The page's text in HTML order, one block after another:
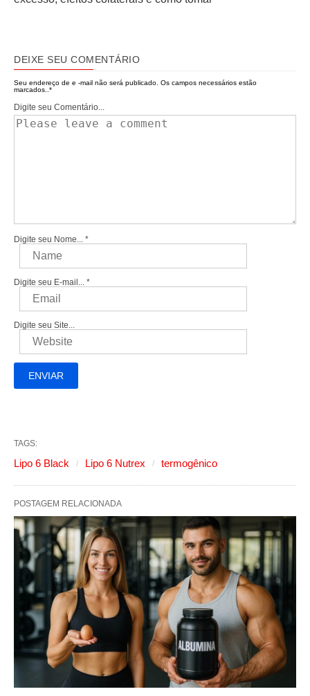
DEIXE SEU COMENTÁRIO
Seu endereço de e -mail não será publicado. Os campos necessários estão
marcados..*
Digite seu Comentário...
Digite seu Nome... *
Digite seu E-mail... *
Digite seu Site...
TAGS:
Lipo 6 Black Lipo 6 Nutrex termogênico
POSTAGEM RELACIONADA